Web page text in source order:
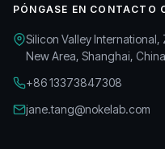
PÓNGASE EN CONTACTO
Silicon Valley
New Area, Shanghai, China
+86 13373847308
jane.tang@nokelab.com